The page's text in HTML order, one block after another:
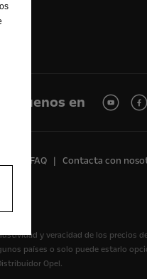
Síguenos en
FAQ
Contacta con
y veracidad de los precios
países o solo puede estarlo
Opel.